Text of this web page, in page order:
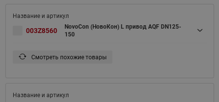
003Z8560
NovoCon (НовоКон) L привод AQF DN125-
150
Смотреть похожие товары